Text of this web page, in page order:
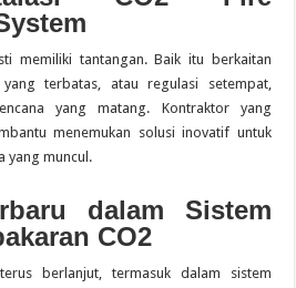
memiliki tantangan. Baik itu berkaitan
terbatas, atau regulasi setempat,
yang matang. Kontraktor yang
menemukan solusi inovatif untuk
yang muncul.
dalam Sistem
CO2
berlanjut, termasuk dalam sistem